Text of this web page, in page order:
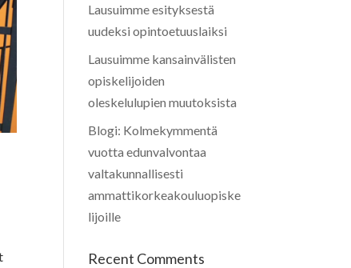
Lausuimme esityksestä
uudeksi opintoetuuslaiksi
Lausuimme kansainvälisten
opiskelijoiden
oleskelulupien muutoksista
Blogi: Kolmekymmentä
vuotta edunvalvontaa
valtakunnallisesti
ammattikorkeakouluopiske
lijoille
Recent Comments